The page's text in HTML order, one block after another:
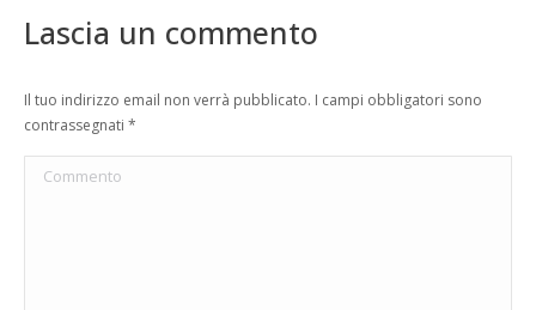
Lascia un commento
Il tuo indirizzo email non verrà pubblicato. I campi obbligatori sono
contrassegnati *
Commento